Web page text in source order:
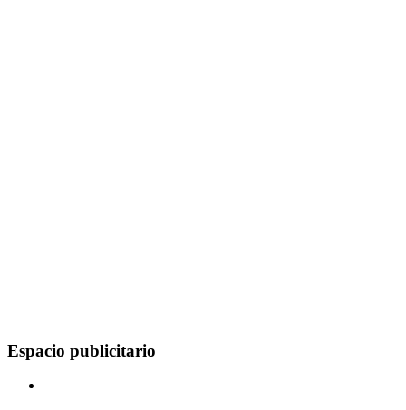
Espacio publicitario